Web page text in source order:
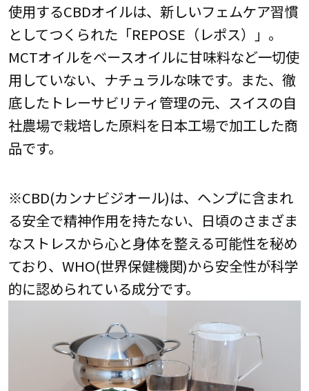
使用するCBDオイルは、新しいフェムケア習慣
としてつくられた「REPOSE（レポス）」。
MCTオイルをベースオイルに甘味料など一切使
用していない、ナチュラルな味です。また、徹
底したトレーサビリティ管理の元、スイスの自
社農場で栽培した原料を日本工場で加工した商
品です。
※CBD(カンナビジオール)は、ヘンプに含まれ
る安全で精神作用を持たない、日頃のさまざま
なストレスから心と身体を整える可能性を秘め
ており、WHO(世界保健機関)から安全性が科学
的に認められている成分です。